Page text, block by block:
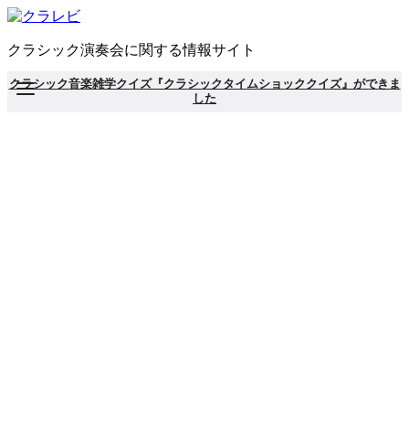
コ
テ
ツ
クラシック演奏会に関する情報サイト
クラシック音楽雑学クイズ『クラシックタイムショッククイズ』ができま
した